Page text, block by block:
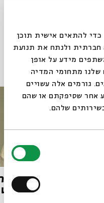
אנחנו משתמשים בקובצי Cookie כדי להתאים אישית תוכן
חברתית ולנתח את תנועת
מידע על אופן
שלנו מתחומי המדיה
גורמים אלה עשויים
אחר שסיפקתם או שהם
שלהם.
בסדרה
ליבי